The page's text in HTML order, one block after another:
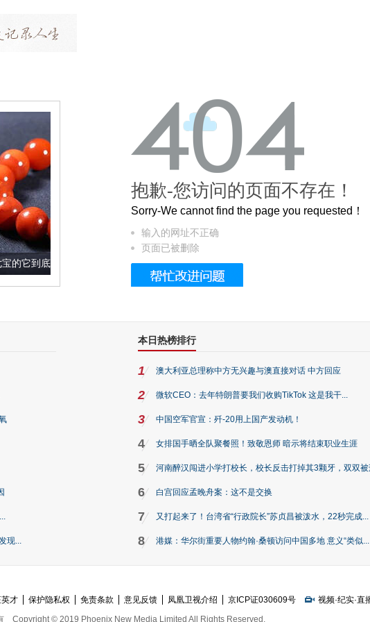
？ 这个3.2米的长卷，还原了600岁的紫禁城
抱歉-您访问的页面不存在！
Sorry-We cannot find the page you requested！
输入的网址不正确
页面已被删除
现...
本日热榜排行
1 澳大利亚总理称中方无兴趣与澳直接对话 中方回应
2 微软CEO：去年特朗普要我们收购TikTok 这是我干...
3 中国空军官宣：歼-20用上国产发动机！
4 女排国手晒全队聚餐照！致敬恩师 暗示将结束职业生涯
5 河南醉汉闯进小学打校长，校长反击打掉其3颗牙，双双被
6 白宫回应孟晚舟案：这不是交换
7 又打起来了！台湾省“行政院长”苏贞昌被泼水，22秒完成...
8 港媒：华尔街重要人物约翰·桑顿访问中国多地 意义“类似...
才 保护隐私权 免责条款 意见反馈 凤凰卫视介绍 京ICP证030609号 视频·纪实·直
Copyright © 2019 Phoenix New Media Limited All Rights Reserved.